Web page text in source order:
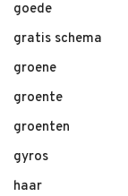
goede
gratis schema
groene
groente
groenten
gyros
haar